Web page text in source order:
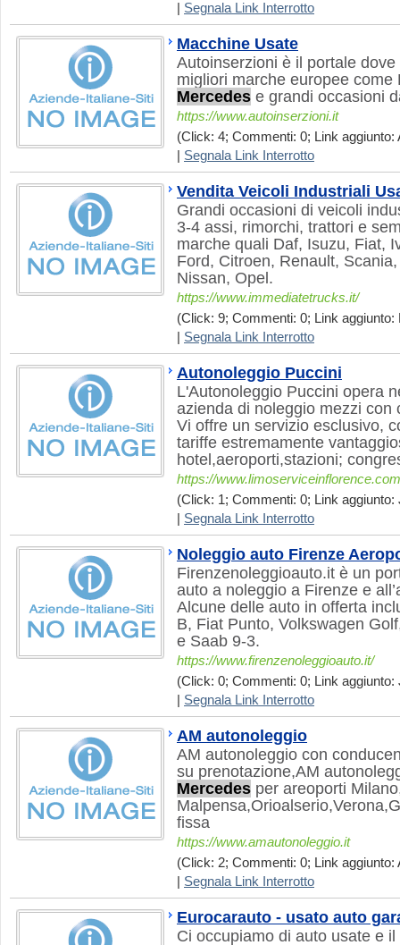
Segnala Link Interrotto
Macchine Usate
Autoinserzioni è il portale
migliori marche europee come
Mercedes e grandi occasioni
https://www.autoinserzioni.it
(Click: 4; Commenti: 0; Link aggiunto:
Segnala Link Interrotto
Vendita Veicoli Industriali
Grandi occasioni di veicoli
3-4 assi, rimorchi, trattori e
marche quali Daf, Isuzu, Fiat,
Ford, Citroen, Renault,
Nissan, Opel.
https://www.immediatetrucks.it/
(Click: 9; Commenti: 0; Link aggiunto:
Segnala Link Interrotto
Autonoleggio Puccini
L'Autonoleggio Puccini opera
azienda di noleggio mezzi con
Vi offre un servizio esclusivo,
tariffe estremamente
hotel,aeroporti,stazioni;
https://www.limoserviceinflorence.com
(Click: 1; Commenti: 0; Link aggiunto:
Segnala Link Interrotto
Noleggio auto Firenze
Firenzenoleggioauto.it è un
auto a noleggio a Firenze e
Alcune delle auto in offerta
B, Fiat Punto, Volkswagen
e Saab 9-3.
https://www.firenzenoleggioauto.it/
(Click: 0; Commenti: 0; Link aggiunto:
Segnala Link Interrotto
AM autonoleggio
AM autonoleggio con
su prenotazione,AM
Mercedes per areoporti
fissa
https://www.amautonoleggio.it
(Click: 2; Commenti: 0; Link aggiunto:
Segnala Link Interrotto
Eurocarauto - usato auto
Ci occupiamo di auto usate e